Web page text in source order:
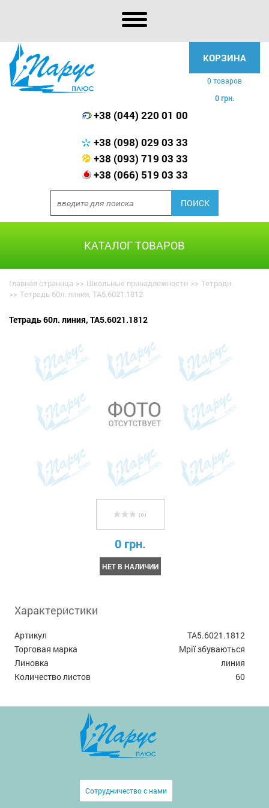
КОРЗИНА
0 товаров
0 грн.
+38 (044) 220 01 00
+38 (098) 029 03 33
+38 (093) 719 03 33
+38 (066) 519 03 33
КАТАЛОГ ТОВАРОВ
Главная страница >> Школьные принадлежности >> Тетради
>> Тетрадь 60л. линия, TA5.6021.1812
Тетрадь 60л. линия, TA5.6021.1812
( 0 )
0 грн.
НЕТ В НАЛИЧИИ
Характеристики
Артикул
TA5.6021.1812
Торговая марка
Мрії збуваються
Линовка
линия
Количество листов
60
Сотрудничество с нами